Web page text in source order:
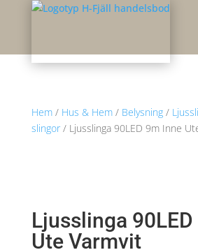
Hem/ Hus & Hem/ Belysning/
slingor/ Ljusslinga 90LED 9m Inne
Ljusslinga
Ute Varmvit